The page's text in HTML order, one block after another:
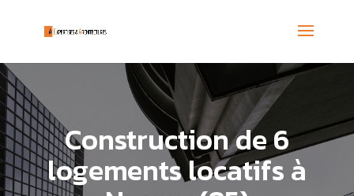
Construction de 6
logements locatifs à